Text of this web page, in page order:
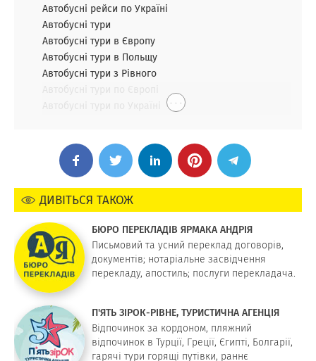
Автобусні рейси по Україні
Автобусні тури
Автобусні тури в Європу
Автобусні тури в Польщу
Автобусні тури з Рівного
. . .
ДИВІТЬСЯ ТАКОЖ
БЮРО ПЕРЕКЛАДІВ ЯРМАКА АНДРІЯ
Письмовий та усний переклад договорів,
документів; нотаріальне засвідчення
перекладу, апостиль; послуги перекладача.
П'ЯТЬ ЗІРОК-РІВНЕ, ТУРИСТИЧНА АГЕНЦІЯ
Відпочинок за кордоном, пляжний
відпочинок в Турції, Греції, Єгипті, Болгарії,
гарячі тури горящі путівки, раннє